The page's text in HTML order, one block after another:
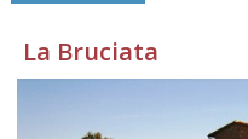
La Bruciata